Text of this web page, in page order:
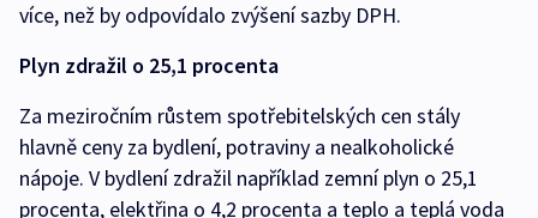
více, než by odpovídalo zvýšení sazby DPH.
Plyn zdražil o 25,1 procenta
Za meziročním růstem spotřebitelských cen stály
hlavně ceny za bydlení, potraviny a nealkoholické
nápoje. V bydlení zdražil například zemní plyn o 25,1
procenta, elektřina o 4,2 procenta a teplo a teplá voda